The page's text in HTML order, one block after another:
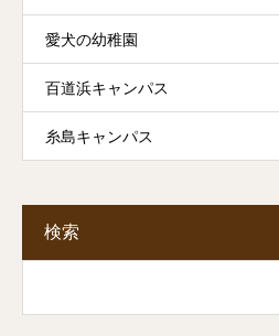
愛犬の幼稚園
百道浜キャンパス
糸島キャンパス
検索